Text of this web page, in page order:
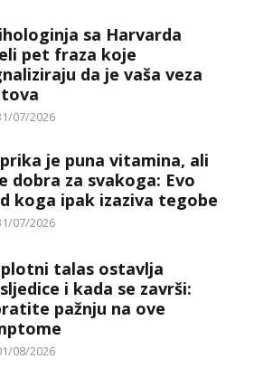
sa Harvarda
pet fraza koje
da je vaša veza
07/2026
je puna vitamina, ali
dobra za svakoga: Evo
koga ipak izaziva tegobe
07/2026
talas ostavlja
i kada se završi:
pažnju na ove
08/2026